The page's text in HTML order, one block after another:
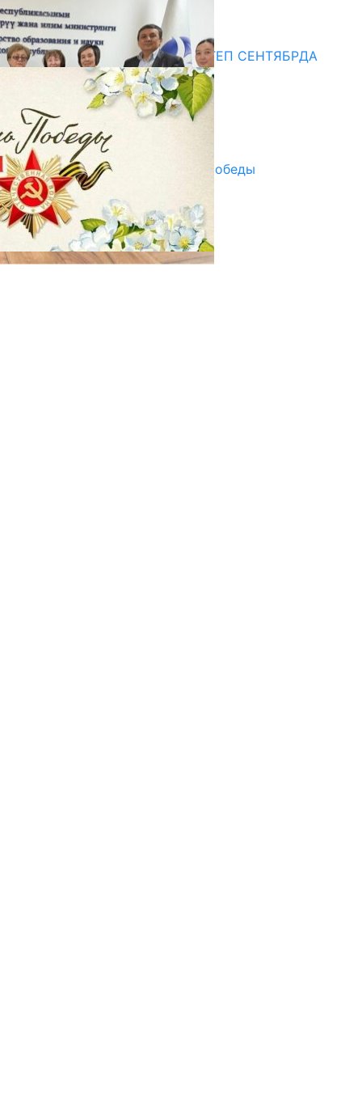
10.07.2026
Медиа
СУЗАКТА 750 ОРУНДУУ МЕКТЕП СЕНТЯБРДА
ПАЙДАЛАНУУГА БЕРИЛЕТ
07.08.2025
Улуу Жеңиштин жандуу сөзү
29.04.2025
Награды в преддверии Дня Победы
29.04.2025